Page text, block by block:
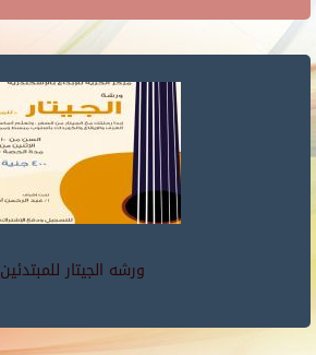
ورشه الجيتار للمبتدئين